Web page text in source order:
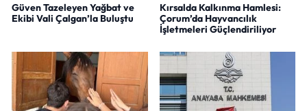
Güven Tazeleyen Yağbat ve
Ekibi Vali Çalgan’la Buluştu
Kırsalda Kalkınma Hamlesi:
Çorum’da Hayvancılık
İşletmeleri Güçlendiriliyor